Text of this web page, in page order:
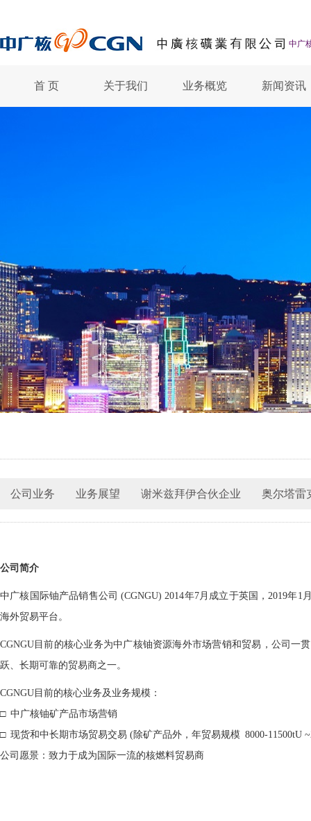
中广
首 页 关于我们 业务概览 新闻资讯
公司业务 业务展望 谢米兹拜伊合伙企业 奥尔塔雷
公司简介
中广核国际铀产品销售公司 (CGNGU) 2014年7月成立于英国，2019年
海外贸易平台。
CGNGU目前的核心业务为中广核铀资源海外市场营销和贸易，公司
跃、长期可靠的贸易商之一。
CGNGU目前的核心业务及业务规模：
□ 中广核铀矿产品市场营销
□ 现货和中长期市场贸易交易 (除矿产品外，年贸易规模 8000-11500tU
公司愿景：致力于成为国际一流的核燃料贸易商